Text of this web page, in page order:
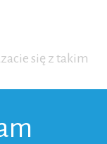
się z takim